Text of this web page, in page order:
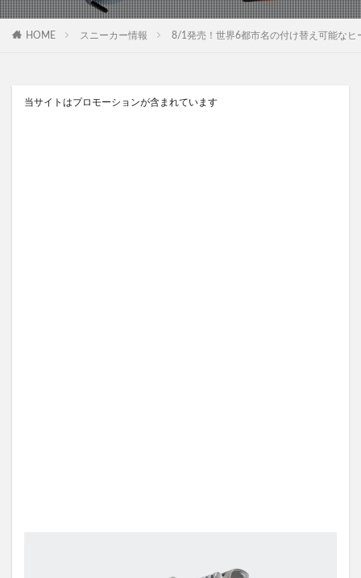
HOME スニーカー情報 8/1発売！世界6都市名の付け替え可能なヒ
当サイトはプロモーションが含まれています